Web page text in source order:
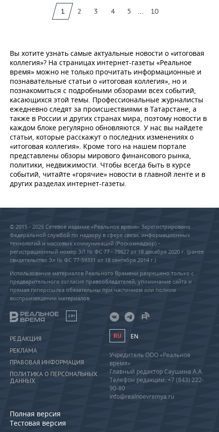
1 2 3 4 5 ... 10
Вы хотите узнать самые актуальные новости о «итоговая
коллегия»? На страницах интернет-газеты «Реальное
время» можно не только прочитать информационные и
познавательные статьи о «итоговая коллегия», но и
познакомиться с подробными обзорами всех событий,
касающихся этой темы. Профессиональные журналисты
ежедневно следят за происшествиями в Татарстане, а
также в России и других странах мира, поэтому новости в
каждом блоке регулярно обновляются. У нас вы найдете
статьи, которые расскажут о последних изменениях о
«итоговая коллегия». Кроме того на нашем портале
представлены обзоры мирового финансового рынка,
политики, недвижимости. Чтобы всегда быть в курсе
событий, читайте «горячие» новости в главной ленте и в
других разделах интернет-газеты.
© 2015 - 2026 Сетевое издание «Реальное время» Зарегистрировано
Федеральной службой по надзору в сфере связи, информационных
технологий и массовых коммуникаций (Роскомнадзор) –
регистрационный номер ЭЛ № ФС 77 - 79627 от 18 декабря 2020 г. (ранее
свидетельство Эл № ФС 77-59331 от 18 сентября 2014 г.)
Использование материалов Реального Времени разрешено только с
предварительного согласия правообладателей, упоминание сайта и
прямая гиперссылка обязательны при частичном или полном
воспроизведении материалов.
18+
РЕДАКЦИЯ
РЕКЛАМА
ПРАВОВАЯ ИНФОРМАЦИЯ
ПОЛИТИКА О ПЕРСОНАЛЬНЫХ
ДАННЫХ
Полная версия
Тестовая версия
RU EN
Учредитель ООО «Реальное
время»
Главный редактор Саушина А.А.
Телефон редакции: +7 (843) 222-
90-80
info@realnoevremya.ru